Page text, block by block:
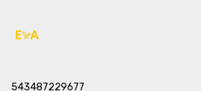
543487229677